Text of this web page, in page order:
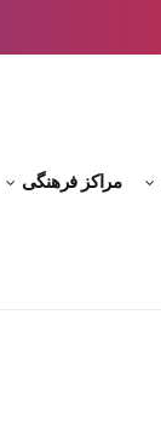
مراکز فرهنگی